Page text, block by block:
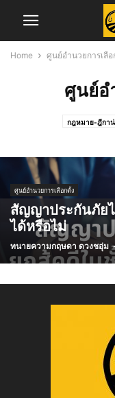
Home ศูนย์อำนวยการเลือ
ศูนย์อ
กฎหมาย-ฎีกาน่
ข่าวสอบทนายความ ข่าวส
ข่าวสารสภาทนายความ
คดีอาญา
ทริบเทคนิค/บทความ
บทความและงานวิจัย ป
รับสมัครพนักงาน ศูนย์อำนวย
สิทธิประโยช
ศูนย์อำนวยการเลือกตั้ง
สัญญาประกันภัย
ได้หรือไม่
ทนายความกฤษดา ดวงชอุ่ม